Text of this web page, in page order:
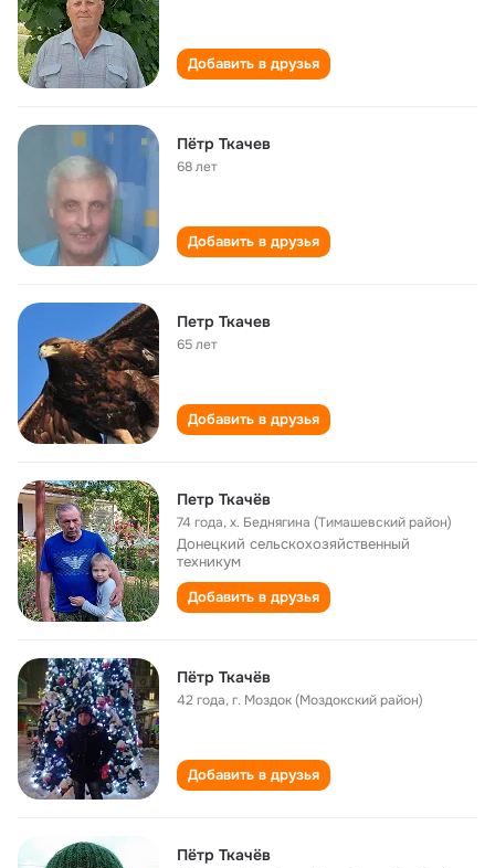
Добавить в друзья
Пётр Ткачев
68 лет
Добавить в друзья
Петр Ткачев
65 лет
Добавить в друзья
Петр Ткачёв
74 года,х. Беднягина (Тимашевский район)
Донецкий сельскохозяйственный
техникум
Добавить в друзья
Пётр Ткачёв
42 года,г. Моздок (Моздокский район)
Добавить в друзья
Пётр Ткачёв